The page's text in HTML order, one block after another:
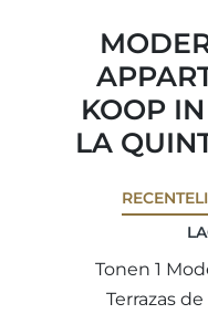
KOOP
LA
Tonen 1
Terrazas